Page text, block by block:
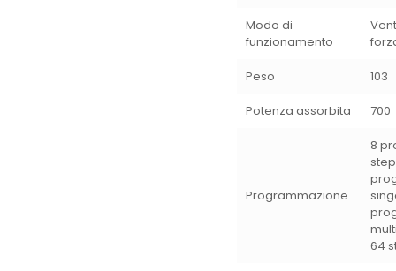
Modo di
funzionamento
Peso 103
Potenza assorbita 700
Programmazione
8
64